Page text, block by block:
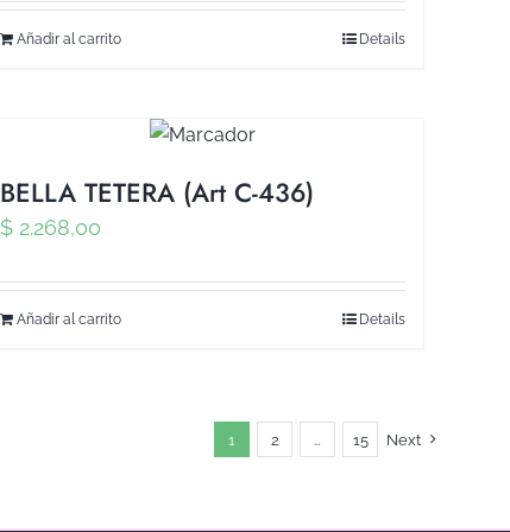
Añadir al carrito Details
BELLA TETERA (Art C-436)
$2.268,00
Añadir al carrito Details
1 2 … 15 Next